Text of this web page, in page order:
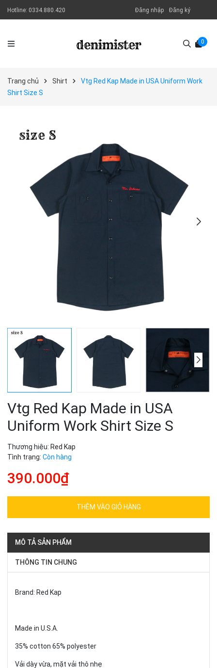
Hotline: 0334.880.420 Đăng nhập Đăng ký
0
Trang chủ Shirt
Vtg Red Kap Made in USA Uniform Work
Shirt Size S
Vtg Red Kap Made in USA
Uniform Work Shirt Size S
Thương hiệu: Red Kap
Tình trạng: Còn hàng
390.000₫
THÊM VÀO GIỎ HÀNG
MÔ TẢ SẢN PHẨM
THÔNG TIN CHUNG
Brand: Red Kap
Made in U.S.A.
35% cotton 65% polyester
Vải dày vừa, mặt vải thô nhẹ